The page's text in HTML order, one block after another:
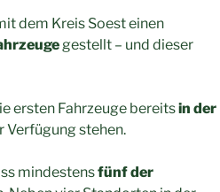
dem Kreis Soest einen
gestellt – und dieser
ersten Fahrzeuge bereitsin der
Verfügung stehen.
mindestensfünf der